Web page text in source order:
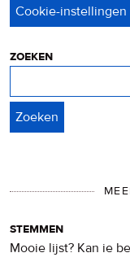
zoeken
stemmen
Mooie lijst? Kan ie